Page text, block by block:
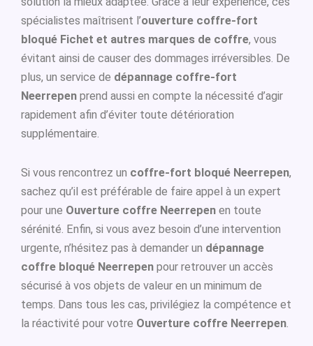
spécialistes maîtrisent l’ouverture coffre-fort
bloqué Fichet et autres marques de coffre, vous
évitant ainsi de causer des dommages irréversibles. De
plus, un service de dépannage coffre-fort
Neerrepen prend aussi en compte la nécessité d’agir
rapidement afin d’éviter toute détérioration
supplémentaire.
Si vous rencontrez un coffre-fort bloqué Neerrepen,
sachez qu’il est préférable de faire appel à un expert
pour une Ouverture coffre Neerrepen en toute
sérénité. Enfin, si vous avez besoin d’une intervention
urgente, n’hésitez pas à demander un dépannage
coffre bloqué Neerrepen pour retrouver un accès
sécurisé à vos objets de valeur en un minimum de
temps. Dans tous les cas, privilégiez la compétence et
la réactivité pour votre Ouverture coffre Neerrepen.